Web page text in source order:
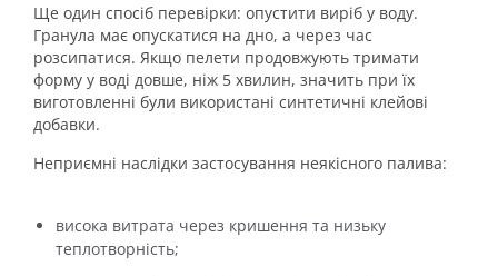
Ще один спосіб перевірки: опустити виріб у воду.
Гранула має опускатися на дно, а через час
розсипатися. Якщо пелети продовжують тримати
форму у воді довше, ніж 5 хвилин, значить при їх
виготовленні були використані синтетичні клейові
добавки.
Неприємні наслідки застосування неякісного палива:
висока витрата через кришення та низьку
теплотворність;